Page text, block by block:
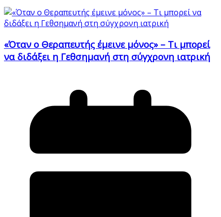
«Όταν ο Θεραπευτής έμεινε μόνος» – Τι μπορεί
να διδάξει η Γεθσημανή στη σύγχρονη ιατρική